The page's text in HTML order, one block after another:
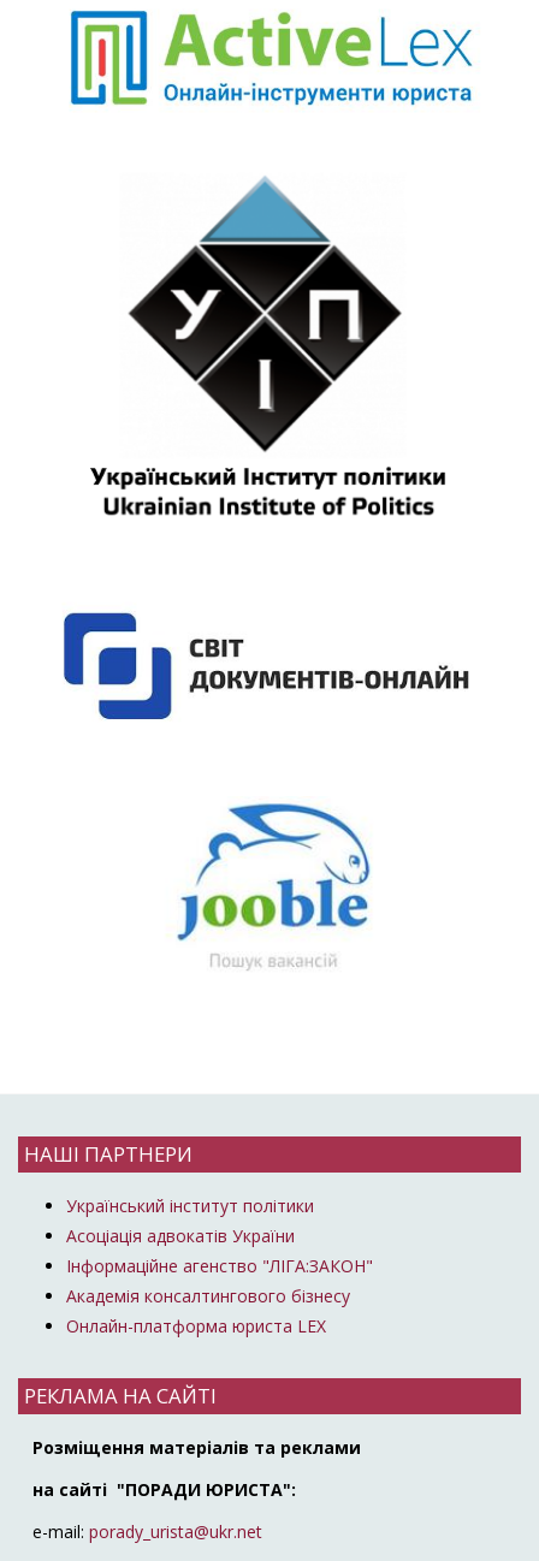
НАШІ ПАРТНЕРИ
Український інститут політики
Асоціація адвокатів України
Інформаційне агенство "ЛІГА:ЗАКОН"
Академія консалтингового бізнесу
Онлайн-платформа юриста LEX
РЕКЛАМА НА САЙТІ
Розміщення матеріалів та реклами
на сайті "ПОРАДИ ЮРИСТА":
e-mail: porady_urista@ukr.net